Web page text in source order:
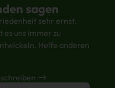
sagen
sehr ernst,
es uns immer zu
Helfe anderen